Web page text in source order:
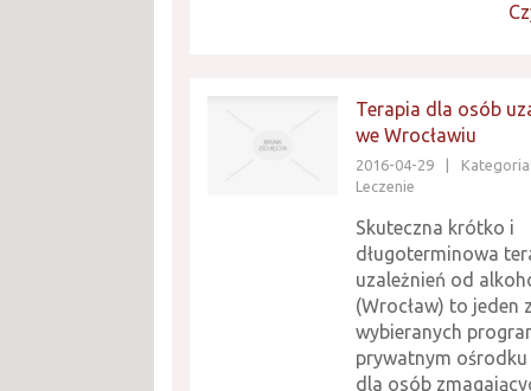
Terapia dla osób
we Wrocławiu
2016-04-29
Leczenie
Skuteczna krótko i
długoterminowa
uzależnień od
(Wrocław) to jeden
wybieranych
prywatnym ośrodku
dla osób